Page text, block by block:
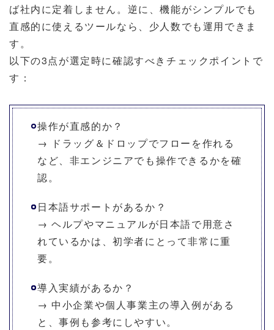
ば社内に定着しません。逆に、機能がシンプルでも
直感的に使えるツールなら、少人数でも運用できま
す。
以下の3点が選定時に確認すべきチェックポイントで
す：
操作が直感的か？
→ ドラッグ＆ドロップでフローを作れる
など、非エンジニアでも操作できるかを確
認。
日本語サポートがあるか？
→ ヘルプやマニュアルが日本語で用意さ
れているかは、初学者にとって非常に重
要。
導入実績があるか？
→ 中小企業や個人事業主の導入例がある
と、事例も参考にしやすい。